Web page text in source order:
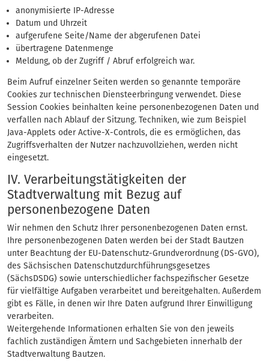
anonymisierte IP-Adresse
Datum und Uhrzeit
aufgerufene Seite/Name der abgerufenen Datei
übertragene Datenmenge
Meldung, ob der Zugriff / Abruf erfolgreich war.
Beim Aufruf einzelner Seiten werden so genannte temporäre
Cookies zur technischen Diensteerbringung verwendet. Diese
Session Cookies beinhalten keine personenbezogenen Daten und
verfallen nach Ablauf der Sitzung. Techniken, wie zum Beispiel
Java-Applets oder Active-X-Controls, die es ermöglichen, das
Zugriffsverhalten der Nutzer nachzuvollziehen, werden nicht
eingesetzt.
IV. Verarbeitungstätigkeiten der
Stadtverwaltung mit Bezug auf
personenbezogene Daten
Wir nehmen den Schutz Ihrer personenbezogenen Daten ernst.
Ihre personenbezogenen Daten werden bei der Stadt Bautzen
unter Beachtung der EU-Datenschutz-Grundverordnung (DS-GVO),
des Sächsischen Datenschutzdurchführungsgesetzes
(SächsDSDG) sowie unterschiedlicher fachspezifischer Gesetze
für vielfältige Aufgaben verarbeitet und bereitgehalten. Außerdem
gibt es Fälle, in denen wir Ihre Daten aufgrund Ihrer Einwilligung
verarbeiten.
Weitergehende Informationen erhalten Sie von den jeweils
fachlich zuständigen Ämtern und Sachgebieten innerhalb der
Stadtverwaltung Bautzen.